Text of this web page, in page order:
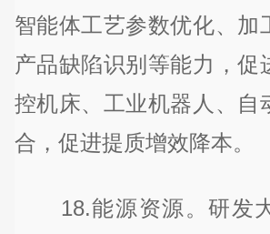
智能体工艺参数优化、加
产品缺陷识别等能力，促
控机床、工业机器人、自
合，促进提质增效降本。
18.能源资源。研发大